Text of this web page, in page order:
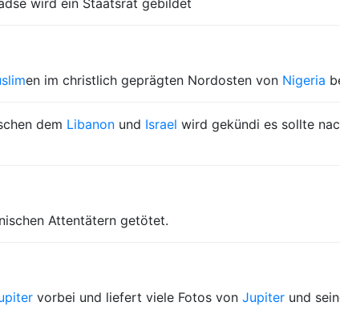
wird ein Staatsrat gebildet
en im christlich geprägten Nordosten von Nigeria
dem Libanon und Israel wird gekündi es sollte
Attentätern getötet.
vorbei und liefert viele Fotos von Jupiter und